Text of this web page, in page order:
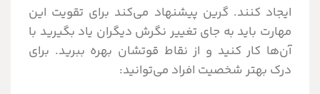
ایجاد کنند. گرین پیشنهاد می‌کند برای تقویت این
مهارت باید به جای تغییر نگرش دیگران یاد بگیرید با
آن‌ها کار کنید و از نقاط قوتشان بهره ببرید. برای
درک بهتر شخصیت افراد می‌توانید: